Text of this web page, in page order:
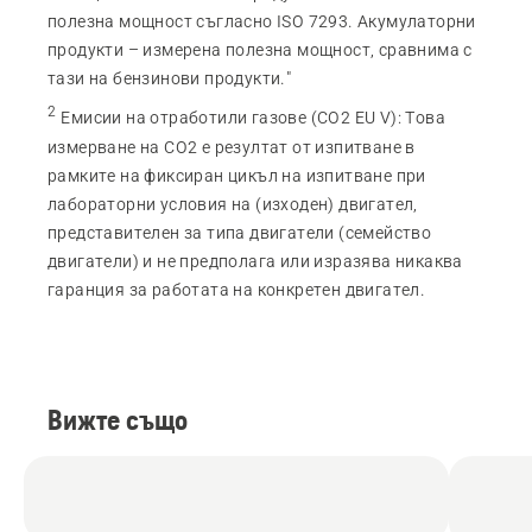
полезна мощност съгласно ISO 7293. Акумулаторни
продукти – измерена полезна мощност, сравнима с
тази на бензинови продукти."
2 Емисии на отработили газове (CO2 EU V):Това
измерване на CO2 е резултат от изпитване в
рамките на фиксиран цикъл на изпитване при
лабораторни условия на (изходен) двигател,
представителен за типа двигатели (семейство
двигатели) и не предполага или изразява никаква
гаранция за работата на конкретен двигател.
Вижте също